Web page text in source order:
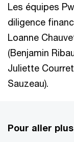
Les équipes
diligence
Loanne
(Benjamin
Juliette
Sauzeau).
Pour aller